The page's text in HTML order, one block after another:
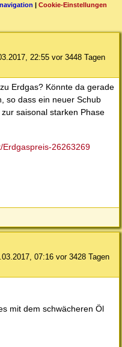
| Cookie-Einstellungen
22:55 vor 3448 Tagen
Erdgas? Könnte da gerade
so dass ein neuer Schub
saisonal starken Phase
Erdgaspreis-26263269
07:16 vor 3428 Tagen
mit dem schwächeren Öl